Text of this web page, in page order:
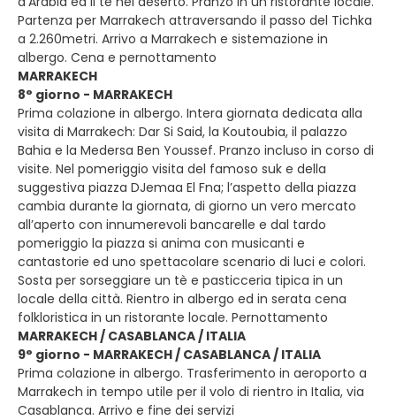
Partenza per Marrakech attraversando il passo del Tichka
a 2.260metri. Arrivo a Marrakech e sistemazione in
albergo. Cena e pernottamento
MARRAKECH
8° giorno - MARRAKECH
Prima colazione in albergo. Intera giornata dedicata alla
visita di Marrakech: Dar Si Said, la Koutoubia, il palazzo
Bahia e la Medersa Ben Youssef. Pranzo incluso in corso di
visite. Nel pomeriggio visita del famoso suk e della
suggestiva piazza DJemaa El Fna; l’aspetto della piazza
cambia durante la giornata, di giorno un vero mercato
all’aperto con innumerevoli bancarelle e dal tardo
pomeriggio la piazza si anima con musicanti e
cantastorie ed uno spettacolare scenario di luci e colori.
Sosta per sorseggiare un tè e pasticceria tipica in un
locale della città. Rientro in albergo ed in serata cena
folkloristica in un ristorante locale. Pernottamento
MARRAKECH / CASABLANCA / ITALIA
9° giorno - MARRAKECH / CASABLANCA / ITALIA
Prima colazione in albergo. Trasferimento in aeroporto a
Marrakech in tempo utile per il volo di rientro in Italia, via
Casablanca. Arrivo e fine dei servizi